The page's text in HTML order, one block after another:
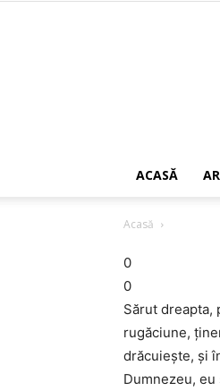
ACASĂ
Acasă
0
0
Sărut dreapta,
rugăciune,
drăcuieşte, şi
Dumnezeu,